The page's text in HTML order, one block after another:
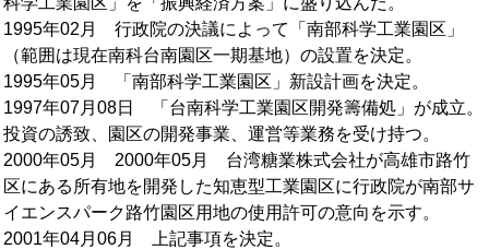
1995年02月 行政院の決議によって「南部科学工業園区」
（範囲は現在南科台南園区一期基地）の設置を決定。
1995年05月 「南部科学工業園区」新設計画を決定。
1997年07月08日 「台南科学工業園区開発籌備処」が成立。
投資の誘致、園区の開発事業、運営等業務を受け持つ。
2000年05月 2000年05月 台湾糖業株式会社が高雄市路竹
区にある所有地を開発した知恵型工業園区に行政院が南部サ
イエンスパーク路竹園区用地の使用許可の意向を示す。
2001年04月06月 上記事項を決定。